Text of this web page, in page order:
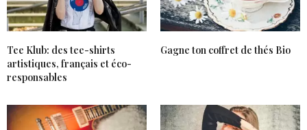
Tee Klub: des tee-shirts
artistiques, français et éco-
responsables
Gagne ton coffret de thés Bio